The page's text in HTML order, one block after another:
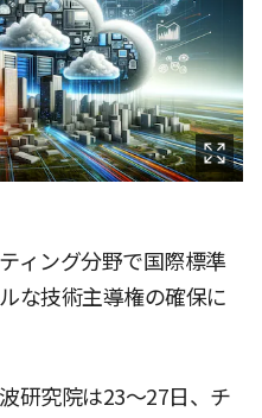
ィング分野で国際標準
な技術主導権の確保に
研究院は23〜27日、チ